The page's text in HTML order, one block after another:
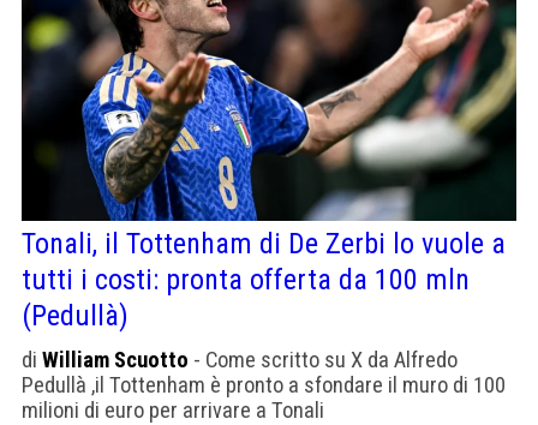
Tonali, il Tottenham di De Zerbi lo vuole a
tutti i costi: pronta offerta da 100 mln
(Pedullà)
di William Scuotto - Come scritto su X da Alfredo
Pedullà ,il Tottenham è pronto a sfondare il muro di 100
milioni di euro per arrivare a Tonali